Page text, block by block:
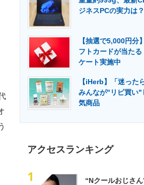
のIT導入・活用を支援
ルギーの専門メディア 建設×テクノロジ
ジネスPCの実力は？
【抽選で5,000円分
フトカードが当た
ケート実施中
【iHerb】「迷った
みんなが"リピ買い"
気商品
アクセスランキング
1
“Nクールおじさん